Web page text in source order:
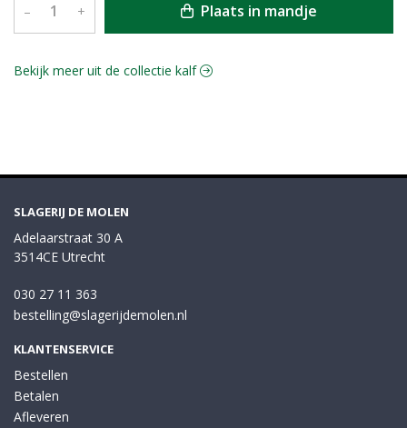
– + Plaats in mandje
Bekijk meer uit de collectie kalf
SLAGERIJ DE MOLEN
Adelaarstraat 30 A
3514CE Utrecht
030 27 11 363
bestelling@slagerijdemolen.nl
KLANTENSERVICE
Bestellen
Betalen
Afleveren